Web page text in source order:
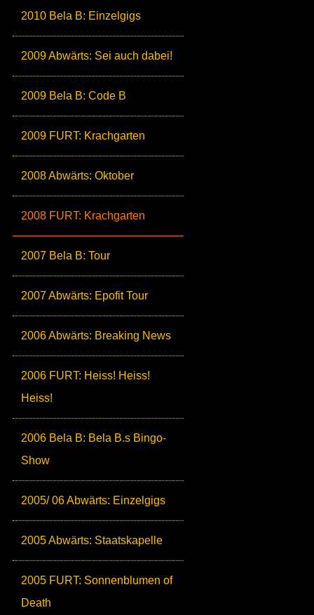
2010 Bela B: Einzelgigs
2009 Abwärts: Sei auch dabei!
2009 Bela B: Code B
2009 FURT: Krachgarten
2008 Abwärts: Oktober
2008 FURT: Krachgarten
2007 Bela B: Tour
2007 Abwärts: Epofit Tour
2006 Abwärts: Breaking News
2006 FURT: Heiss! Heiss!
Heiss!
2006 Bela B: Bela B.s Bingo-
Show
2005/ 06 Abwärts: Einzelgigs
2005 Abwärts: Staatskapelle
2005 FURT: Sonnenblumen of
Death